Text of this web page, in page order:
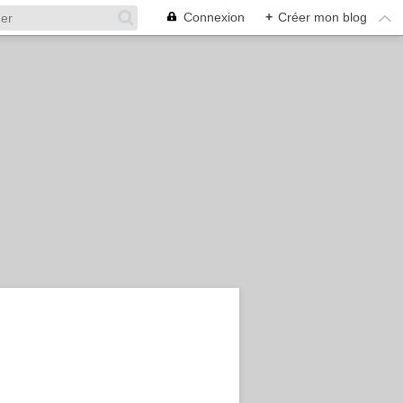
Connexion + Créer mon blog